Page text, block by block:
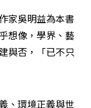
家吳明益為本書
想像，學界、藝
與否，「已不只
、環境正義與世